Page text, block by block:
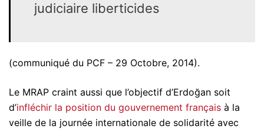
judiciaire liberticides
(communiqué du PCF – 29 Octobre, 2014).
Le MRAP craint aussi que l’objectif d’Erdoğan soit
d’infléchir la position du gouvernement français à la
veille de la journée internationale de solidarité avec